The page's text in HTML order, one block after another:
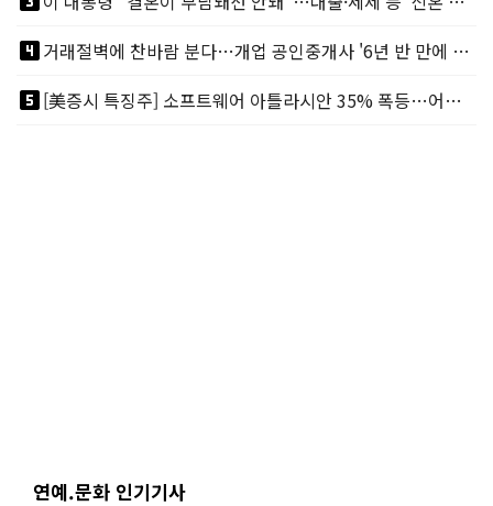
looks_4
거래절벽에 찬바람 분다…개업 공인중개사 '6년 반 만에 최저'
looks_5
[美증시 특징주] 소프트웨어 아틀라시안 35% 폭등…어닝서프, 투자의견 줄줄이 상향
연예.문화 인기기사